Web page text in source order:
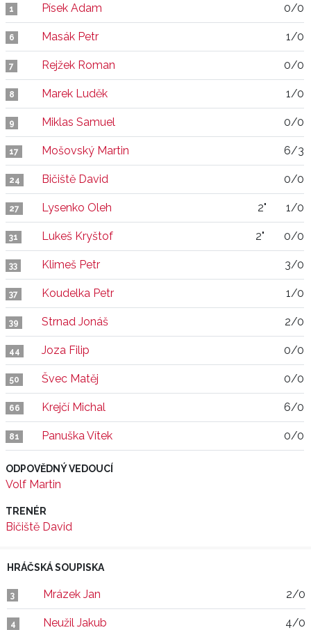
1 Písek Adam 0/0
6 Masák Petr 1/0
7 Rejžek Roman 0/0
8 Marek Luděk 1/0
9 Miklas Samuel 0/0
17 Mošovský Martin 6/3
24 Bičiště David 0/0
27 Lysenko Oleh 2" 1/0
31 Lukeš Kryštof 2" 0/0
33 Klimeš Petr 3/0
37 Koudelka Petr 1/0
39 Strnad Jonáš 2/0
44 Joza Filip 0/0
50 Švec Matěj 0/0
66 Krejčí Michal 6/0
81 Panuška Vítek 0/0
ODPOVĚDNÝ VEDOUCÍ
Volf Martin
TRENÉR
Bičiště David
HRÁČSKÁ SOUPISKA
3 Mrázek Jan 2/0
4 Neužil Jakub 4/0